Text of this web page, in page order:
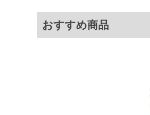
※上記サイズ
商品付属タグ
※当店での掲
限に努めてお
※【ボトムの
裾上げ料金は
備考欄に股下
1本5,999円
出荷まで約1
おすすめ商品